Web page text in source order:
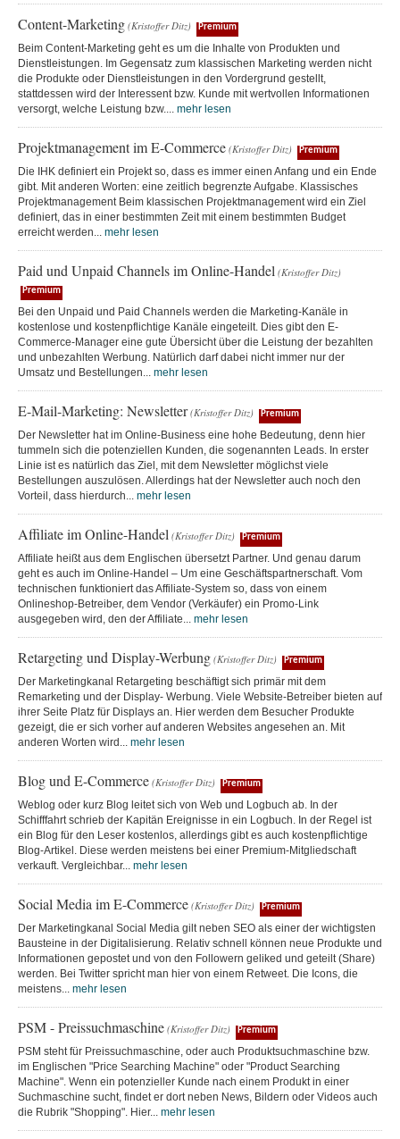
Content-Marketing (Kristoffer Ditz) Premium
Beim Content-Marketing geht es um die Inhalte von Produkten und
Dienstleistungen. Im Gegensatz zum klassischen Marketing werden nicht
die Produkte oder Dienstleistungen in den Vordergrund gestellt,
stattdessen wird der Interessent bzw. Kunde mit wertvollen Informationen
versorgt, welche Leistung bzw.... mehr lesen
Projektmanagement im E-Commerce (Kristoffer Ditz) Premium
Die IHK definiert ein Projekt so, dass es immer einen Anfang und ein Ende
gibt. Mit anderen Worten: eine zeitlich begrenzte Aufgabe. Klassisches
Projektmanagement Beim klassischen Projektmanagement wird ein Ziel
definiert, das in einer bestimmten Zeit mit einem bestimmten Budget
erreicht werden... mehr lesen
Paid und Unpaid Channels im Online-Handel (Kristoffer Ditz)
Premium
Bei den Unpaid und Paid Channels werden die Marketing-Kanäle in
kostenlose und kostenpflichtige Kanäle eingeteilt. Dies gibt den E-
Commerce-Manager eine gute Übersicht über die Leistung der bezahlten
und unbezahlten Werbung. Natürlich darf dabei nicht immer nur der
Umsatz und Bestellungen... mehr lesen
E-Mail-Marketing: Newsletter (Kristoffer Ditz) Premium
Der Newsletter hat im Online-Business eine hohe Bedeutung, denn hier
tummeln sich die potenziellen Kunden, die sogenannten Leads. In erster
Linie ist es natürlich das Ziel, mit dem Newsletter möglichst viele
Bestellungen auszulösen. Allerdings hat der Newsletter auch noch den
Vorteil, dass hierdurch... mehr lesen
Affiliate im Online-Handel (Kristoffer Ditz) Premium
Affiliate heißt aus dem Englischen übersetzt Partner. Und genau darum
geht es auch im Online-Handel – Um eine Geschäftspartnerschaft. Vom
technischen funktioniert das Affiliate-System so, dass von einem
Onlineshop-Betreiber, dem Vendor (Verkäufer) ein Promo-Link
ausgegeben wird, den der Affiliate... mehr lesen
Retargeting und Display-Werbung (Kristoffer Ditz) Premium
Der Marketingkanal Retargeting beschäftigt sich primär mit dem
Remarketing und der Display- Werbung. Viele Website-Betreiber bieten auf
ihrer Seite Platz für Displays an. Hier werden dem Besucher Produkte
gezeigt, die er sich vorher auf anderen Websites angesehen an. Mit
anderen Worten wird... mehr lesen
Blog und E-Commerce (Kristoffer Ditz) Premium
Weblog oder kurz Blog leitet sich von Web und Logbuch ab. In der
Schifffahrt schrieb der Kapitän Ereignisse in ein Logbuch. In der Regel ist
ein Blog für den Leser kostenlos, allerdings gibt es auch kostenpflichtige
Blog-Artikel. Diese werden meistens bei einer Premium-Mitgliedschaft
verkauft. Vergleichbar... mehr lesen
Social Media im E-Commerce (Kristoffer Ditz) Premium
Der Marketingkanal Social Media gilt neben SEO als einer der wichtigsten
Bausteine in der Digitalisierung. Relativ schnell können neue Produkte und
Informationen gepostet und von den Followern geliked und geteilt (Share)
werden. Bei Twitter spricht man hier von einem Retweet. Die Icons, die
meistens... mehr lesen
PSM - Preissuchmaschine (Kristoffer Ditz) Premium
PSM steht für Preissuchmaschine, oder auch Produktsuchmaschine bzw.
im Englischen "Price Searching Machine" oder "Product Searching
Machine". Wenn ein potenzieller Kunde nach einem Produkt in einer
Suchmaschine sucht, findet er dort neben News, Bildern oder Videos auch
die Rubrik "Shopping". Hier... mehr lesen